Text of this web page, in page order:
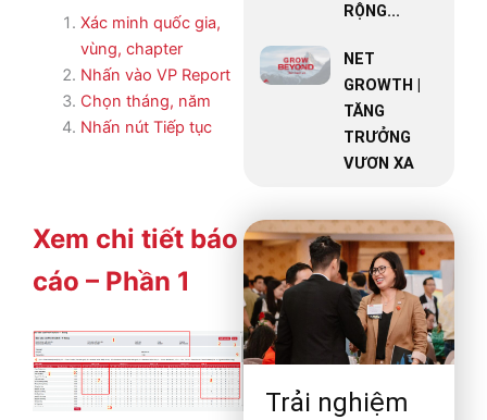
Xác minh quốc gia,
vùng, chapter
Nhấn vào VP Report
Chọn tháng, năm
Nhấn nút Tiếp tục
Xem chi tiết báo
cáo – Phần 1
RỘNG...
NET
GROWTH |
TĂNG
TRƯỞNG
VƯƠN XA
Trải nghiệm